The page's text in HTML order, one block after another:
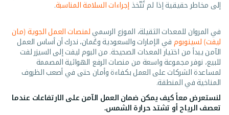
إلى مخاطر حقيقية إذا لم تُتّخذ إجراءات السلامة المناسبة.
في المروان للمعدات الثقيلة، الموزع الرسمي لمنصات العمل الجوية (مان
ليفت) لسينوبوم في الإمارات والسعودية وعُمان، ندرك أن أساس العمل
الآمن يبدأ من اختيار المعدات الصحيحة. من البوم ليفت إلى السيزر لفت
للبيع، نوفر مجموعة واسعة من منصات الرفع الهوائية المصممة
لمساعدة الشركات على العمل بكفاءة وأمان حتى في أصعب الظروف
المناخية في المنطقة.
لنستعرض معاً كيف يمكن ضمان العمل الآمن على الارتفاعات عندما
تعصف الرياح أو تشتد حرارة الشمس.